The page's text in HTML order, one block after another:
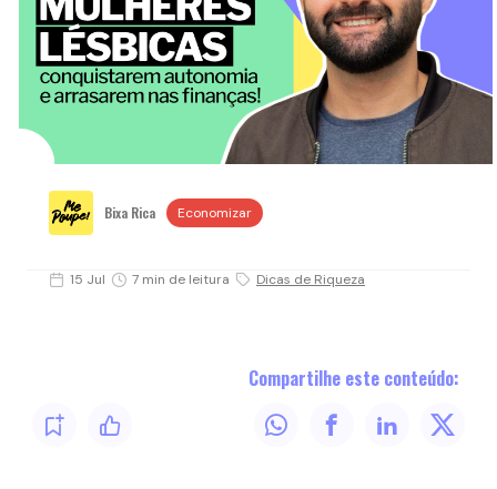
Bixa Rica Economizar
15 Jul 7 min de leitura Dicas de Riqueza
Compartilhe este conteúdo: